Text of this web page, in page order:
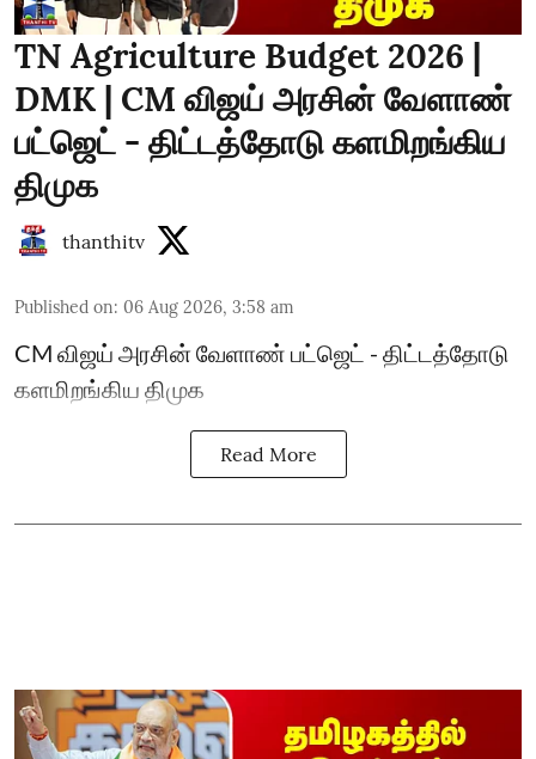
TN Agriculture Budget 2026 |
DMK | CM விஜய் அரசின் வேளாண்
பட்ஜெட் - திட்டத்தோடு களமிறங்கிய
திமுக
thanthitv
Published on: 06 Aug 2026, 3:58 am
CM விஜய் அரசின் வேளாண் பட்ஜெட் - திட்டத்தோடு
களமிறங்கிய திமுக
Read More